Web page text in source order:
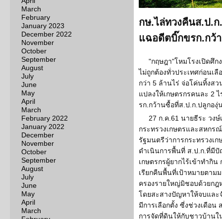
March
February
January 2023
December 2022
November
October
September
August
July
June
May
April
March
February 2022
January 2022
December
November
October
September
August
July
June
May
April
March
กษ.ไล่ทวงคืนส.ป.
แฉอดีตบิ๊กขรก.กว้
"กฤษฎา"โหมโรงเปิดศึ
ไม่ถูกต้องทั่วประเทศก่อนเลื
กว่า 5 ล้านไร่ จ่อโค่นทิ้งสว
แปลงให้เกษตรกรคนละ 2
รก.กว้านซื้อที่ส.ป.ก.ปลูกองุ่
27 ก.ค.61 นายธีระ วง
กระทรวงเกษตรและสหกร
รัฐมนตรีว่าการกระทรวงเ
ดำเนินการพื้นที่ ส.ป.ก.ที่มี
เกษตรกรผู้ยากไร้เข้าทำกิ
เรียกคืนพื้นที่เป้าหมายตาม
ครองรายใหญ่มิชอบด้วยก
โดยสะสางปัญหาให้จบและ
มีการเลือกตั้ง ซี่งช่วงเดือ
การจัดที่ดินให้กับชาวบ้าน